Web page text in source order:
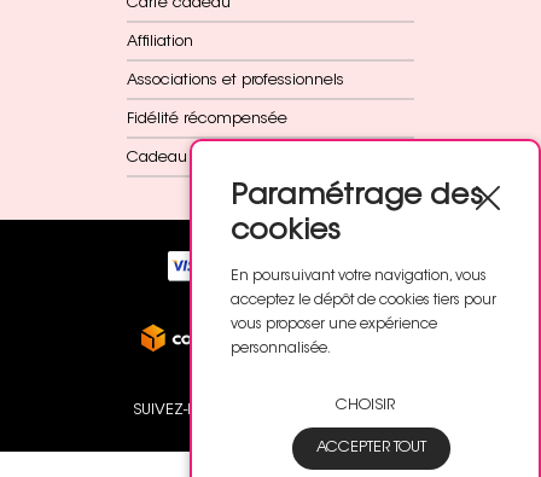
Carte cadeau
Affiliation
Associations et professionnels
Fidélité récompensée
Cadeau dès 60€
SUIVEZ-NOUS
Paramétrage des
cookies
En poursuivant votre navigation, vous
acceptez le dépôt de cookies tiers pour
vous proposer une expérience
personnalisée.
CHOISIR
ACCEPTER TOUT